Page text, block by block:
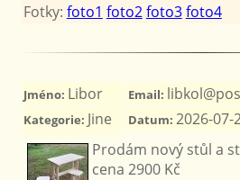
Fotky: foto1 foto2foto3foto4
Jméno: Libor Email:
Kategorie: Jine Datum: 2026-07-
Prodám nový stůl a
cena 2900 Kč